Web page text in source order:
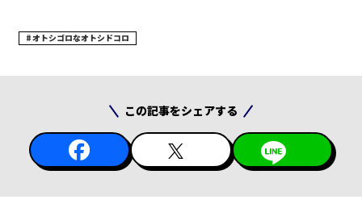
オトシゴロなオトシドコロ
この記事をシェアする